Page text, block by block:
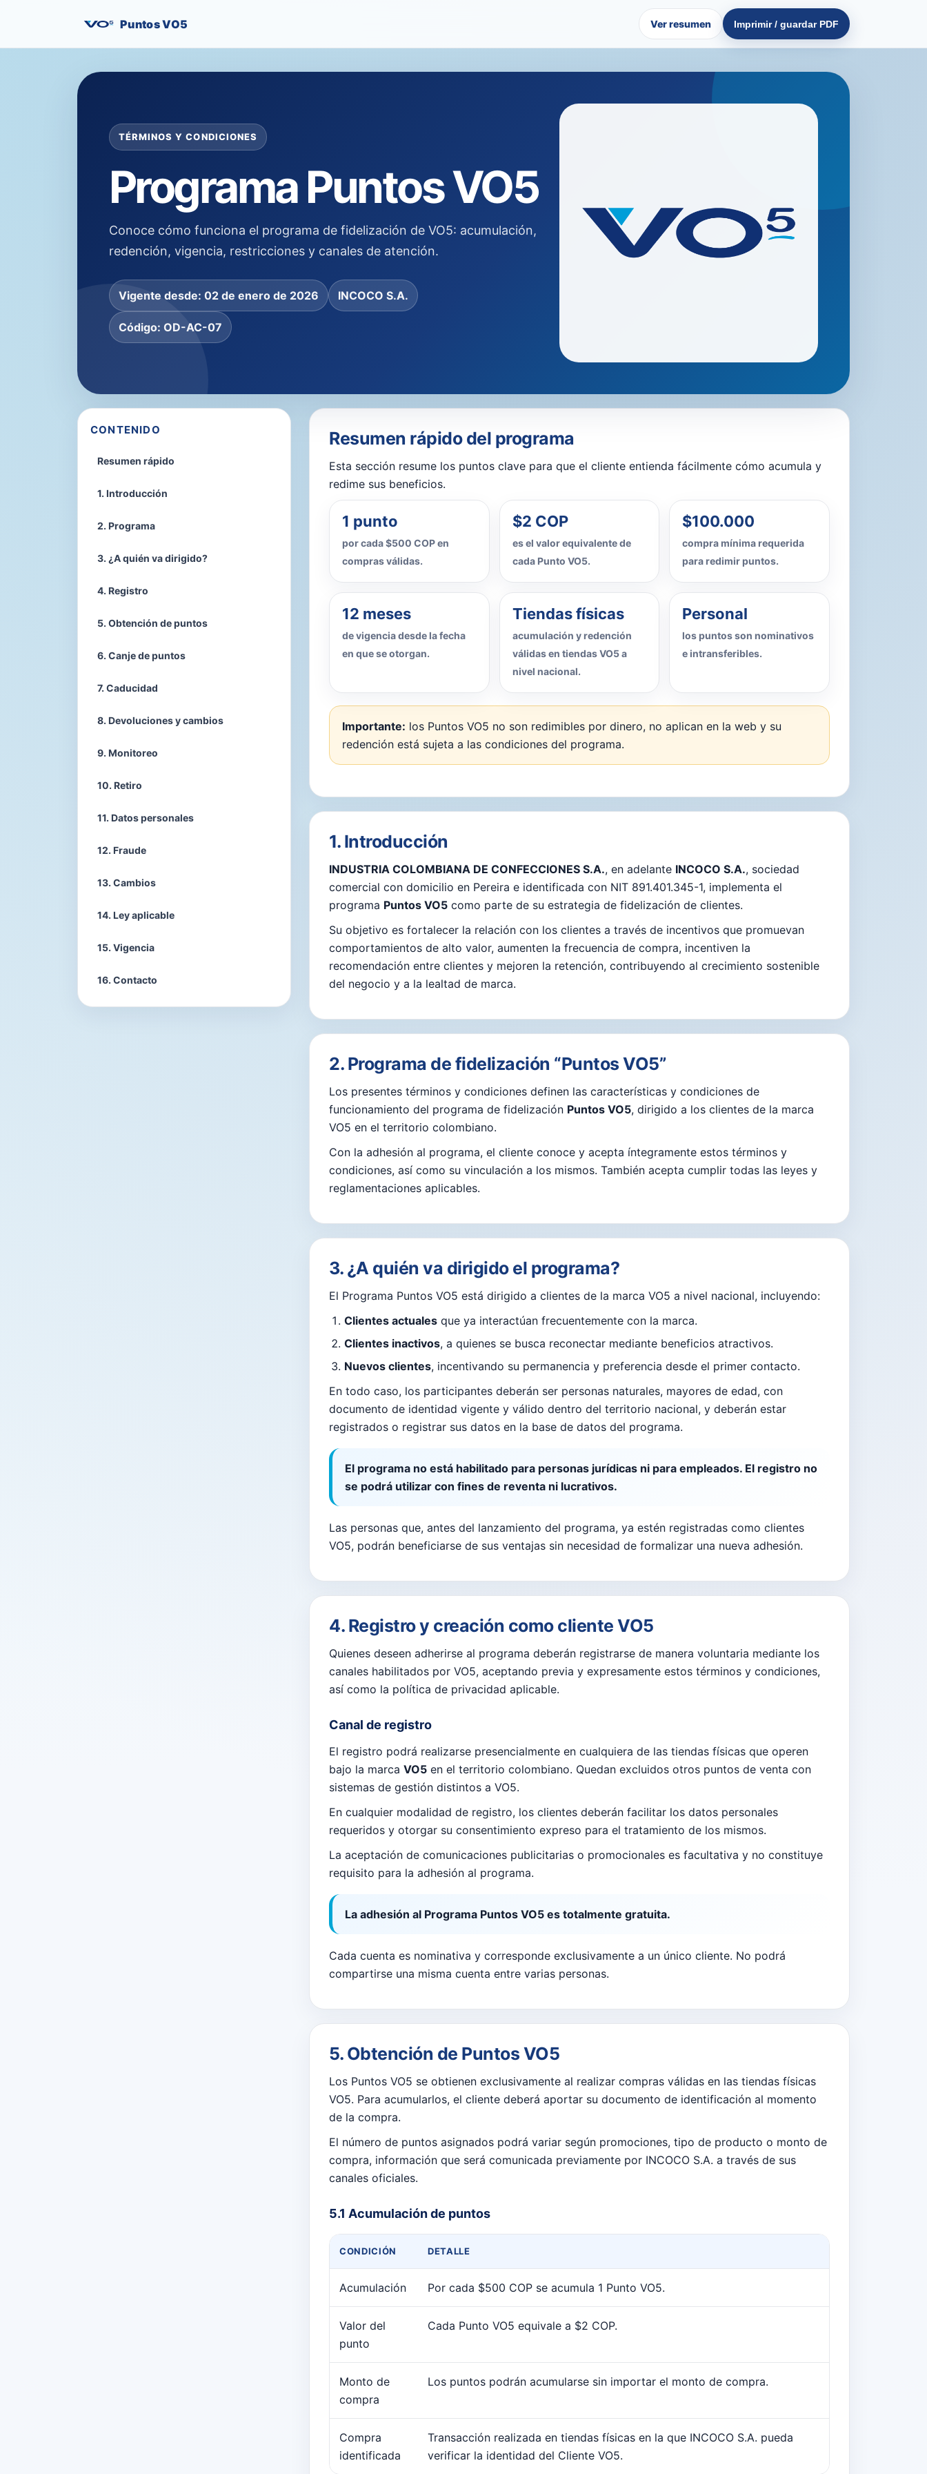
Puntos VO5 Ver resumen Imprimir / guardar PDF
TÉRMINOS Y CONDICIONES
Programa Puntos VO5
Conoce cómo funciona el programa de fidelización de VO5: acumulación,
redención, vigencia, restricciones y canales de atención.
Vigente desde: 02 de enero de 2026 INCOCO S.A.
Código: OD-AC-07
CONTENIDO
Resumen rápido
1. Introducción
2. Programa
3. ¿A quién va dirigido?
4. Registro
5. Obtención de puntos
6. Canje de puntos
7. Caducidad
8. Devoluciones y cambios
9. Monitoreo
10. Retiro
11. Datos personales
12. Fraude
13. Cambios
14. Ley aplicable
15. Vigencia
16. Contacto
Resumen rápido del programa
Esta sección resume los puntos clave para que el cliente entienda fácilmente cómo acumula y
redime sus beneficios.
1 punto
por cada $500 COP en
compras válidas.
$2 COP
es el valor equivalente de
cada Punto VO5.
$100.000
compra mínima requerida
para redimir puntos.
12 meses
de vigencia desde la fecha
en que se otorgan.
Tiendas físicas
acumulación y redención
válidas en tiendas VO5 a
nivel nacional.
Personal
los puntos son nominativos
e intransferibles.
Importante: los Puntos VO5 no son redimibles por dinero, no aplican en la web y su
redención está sujeta a las condiciones del programa.
1. Introducción
INDUSTRIA COLOMBIANA DE CONFECCIONES S.A., en adelante INCOCO S.A., sociedad
comercial con domicilio en Pereira e identificada con NIT 891.401.345-1, implementa el
programa Puntos VO5 como parte de su estrategia de fidelización de clientes.
Su objetivo es fortalecer la relación con los clientes a través de incentivos que promuevan
comportamientos de alto valor, aumenten la frecuencia de compra, incentiven la
recomendación entre clientes y mejoren la retención, contribuyendo al crecimiento sostenible
del negocio y a la lealtad de marca.
2. Programa de fidelización “Puntos VO5”
Los presentes términos y condiciones definen las características y condiciones de
funcionamiento del programa de fidelización Puntos VO5, dirigido a los clientes de la marca
VO5 en el territorio colombiano.
Con la adhesión al programa, el cliente conoce y acepta íntegramente estos términos y
condiciones, así como su vinculación a los mismos. También acepta cumplir todas las leyes y
reglamentaciones aplicables.
3. ¿A quién va dirigido el programa?
El Programa Puntos VO5 está dirigido a clientes de la marca VO5 a nivel nacional, incluyendo:
Clientes actuales que ya interactúan frecuentemente con la marca.
Clientes inactivos, a quienes se busca reconectar mediante beneficios atractivos.
Nuevos clientes, incentivando su permanencia y preferencia desde el primer contacto.
En todo caso, los participantes deberán ser personas naturales, mayores de edad, con
documento de identidad vigente y válido dentro del territorio nacional, y deberán estar
registrados o registrar sus datos en la base de datos del programa.
El programa no está habilitado para personas jurídicas ni para empleados. El registro no
se podrá utilizar con fines de reventa ni lucrativos.
Las personas que, antes del lanzamiento del programa, ya estén registradas como clientes
VO5, podrán beneficiarse de sus ventajas sin necesidad de formalizar una nueva adhesión.
4. Registro y creación como cliente VO5
Quienes deseen adherirse al programa deberán registrarse de manera voluntaria mediante los
canales habilitados por VO5, aceptando previa y expresamente estos términos y condiciones,
así como la política de privacidad aplicable.
Canal de registro
El registro podrá realizarse presencialmente en cualquiera de las tiendas físicas que operen
bajo la marca VO5 en el territorio colombiano. Quedan excluidos otros puntos de venta con
sistemas de gestión distintos a VO5.
En cualquier modalidad de registro, los clientes deberán facilitar los datos personales
requeridos y otorgar su consentimiento expreso para el tratamiento de los mismos.
La aceptación de comunicaciones publicitarias o promocionales es facultativa y no constituye
requisito para la adhesión al programa.
La adhesión al Programa Puntos VO5 es totalmente gratuita.
Cada cuenta es nominativa y corresponde exclusivamente a un único cliente. No podrá
compartirse una misma cuenta entre varias personas.
5. Obtención de Puntos VO5
Los Puntos VO5 se obtienen exclusivamente al realizar compras válidas en las tiendas físicas
VO5. Para acumularlos, el cliente deberá aportar su documento de identificación al momento
de la compra.
El número de puntos asignados podrá variar según promociones, tipo de producto o monto de
compra, información que será comunicada previamente por INCOCO S.A. a través de sus
canales oficiales.
5.1 Acumulación de puntos
CONDICIÓN DETALLE
Acumulación Por cada $500 COP se acumula 1 Punto VO5.
Valor del
punto
Cada Punto VO5 equivale a $2 COP.
Monto de
compra
Los puntos podrán acumularse sin importar el monto de compra.
Compra
identificada
Transacción realizada en tiendas físicas en la que INCOCO S.A. pueda
verificar la identidad del Cliente VO5.